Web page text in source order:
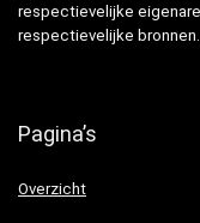
respectievelijke
respectievelijke bronnen.
Pagina’s
Overzicht